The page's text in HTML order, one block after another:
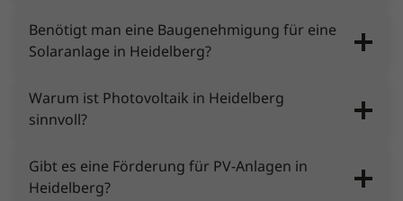
Benötigt man eine Baugenehmigung für eine
Solaranlage in Heidelberg?
Warum ist Photovoltaik in Heidelberg
sinnvoll?
Gibt es eine Förderung für PV-Anlagen in
Heidelberg?